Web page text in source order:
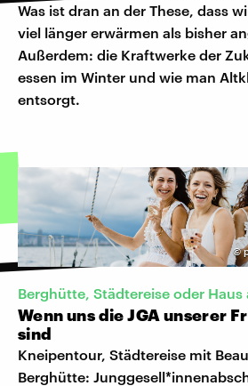
Was ist dran an der These, dass
viel länger erwärmen als bisher
Außerdem: die Kraftwerke der
essen im Winter und wie man
entsorgt.
©
Berghütte, Städtereise oder Haus
Wenn uns die JGA unserer
sind
Kneipentour, Städtereise mit
Berghütte: